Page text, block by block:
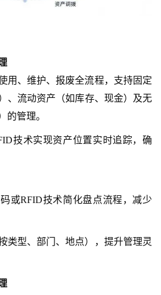
用、维护、报废全流程，支持固定
、流动资产（如库存、现金）及无
的管理。
技术实现资产位置实时追踪，确
或RFID技术简化盘点流程，减少
类型、部门、地点），提升管理灵